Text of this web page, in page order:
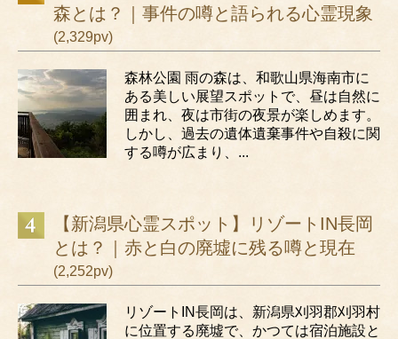
森とは？｜事件の噂と語られる心霊現象
(2,329pv)
森林公園 雨の森は、和歌山県海南市に
ある美しい展望スポットで、昼は自然に
囲まれ、夜は市街の夜景が楽しめます。
しかし、過去の遺体遺棄事件や自殺に関
する噂が広まり、...
【新潟県心霊スポット】リゾートIN長岡
とは？｜赤と白の廃墟に残る噂と現在
(2,252pv)
リゾートIN長岡は、新潟県刈羽郡刈羽村
に位置する廃墟で、かつては宿泊施設と